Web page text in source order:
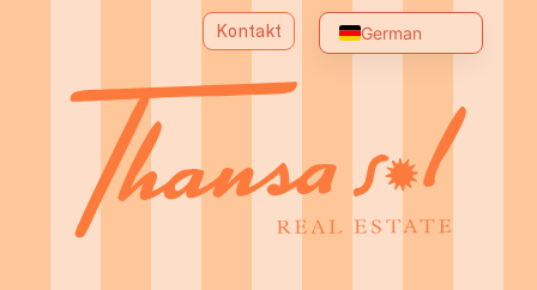
Kontakt
German
Portuguese
Chinese
Arabic